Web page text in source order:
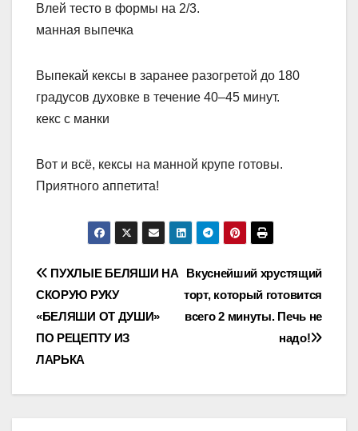
Влей тесто в формы на 2/3.
манная выпечка
Выпекай кексы в заранее разогретой до 180
градусов духовке в течение 40–45 минут.
кекс с манки
Вот и всё, кексы на манной крупе готовы.
Приятного аппетита!
Навигация
по
записям
Вкуснейший хрустящий
торт, который готовится
всего 2 минуты. Печь не
надо!
ПУХЛЫЕ БЕЛЯШИ НА
СКОРУЮ РУКУ
«БЕЛЯШИ ОТ ДУШИ»
ПО РЕЦЕПТУ ИЗ
ЛАРЬКА